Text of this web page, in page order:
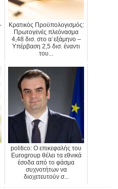
Κρατικός Προϋπολογισμός:
Πρωτογενές πλεόνασμα
4,48 δισ. στο α΄εξάμηνο –
Υπέρβαση 2,5 δισ. έναντι
του...
politico: Ο επικεφαλής του
Eurogroup θέλει τα εθνικά
έσοδα από το φάσμα
συχνοτήτων να
διοχετευτούν σ...